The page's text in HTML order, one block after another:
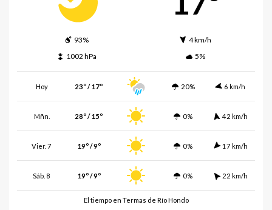
93%
4 km/h
1002 hPa
5%
Hoy 23º / 17º 20% 6 km/h
Mñn. 28º / 15º 0% 42 km/h
Vier. 7 19º / 9º 0% 17 km/h
Sáb. 8 19º / 9º 0% 22 km/h
El tiempo en Termas de Río Hondo